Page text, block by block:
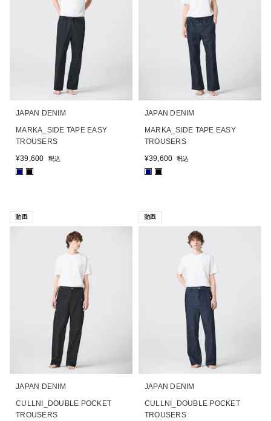
JAPAN DENIM
MARKA_SIDE TAPE EASY
TROUSERS
¥39,600 税込
JAPAN DENIM
MARKA_SIDE TAPE EASY
TROUSERS
¥39,600 税込
動画
JAPAN DENIM
CULLNI_DOUBLE POCKET
TROUSERS
動画
JAPAN DENIM
CULLNI_DOUBLE POCKET
TROUSERS